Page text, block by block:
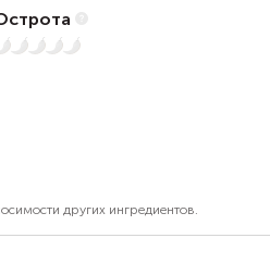
Нет остроты
других ингредиентов.